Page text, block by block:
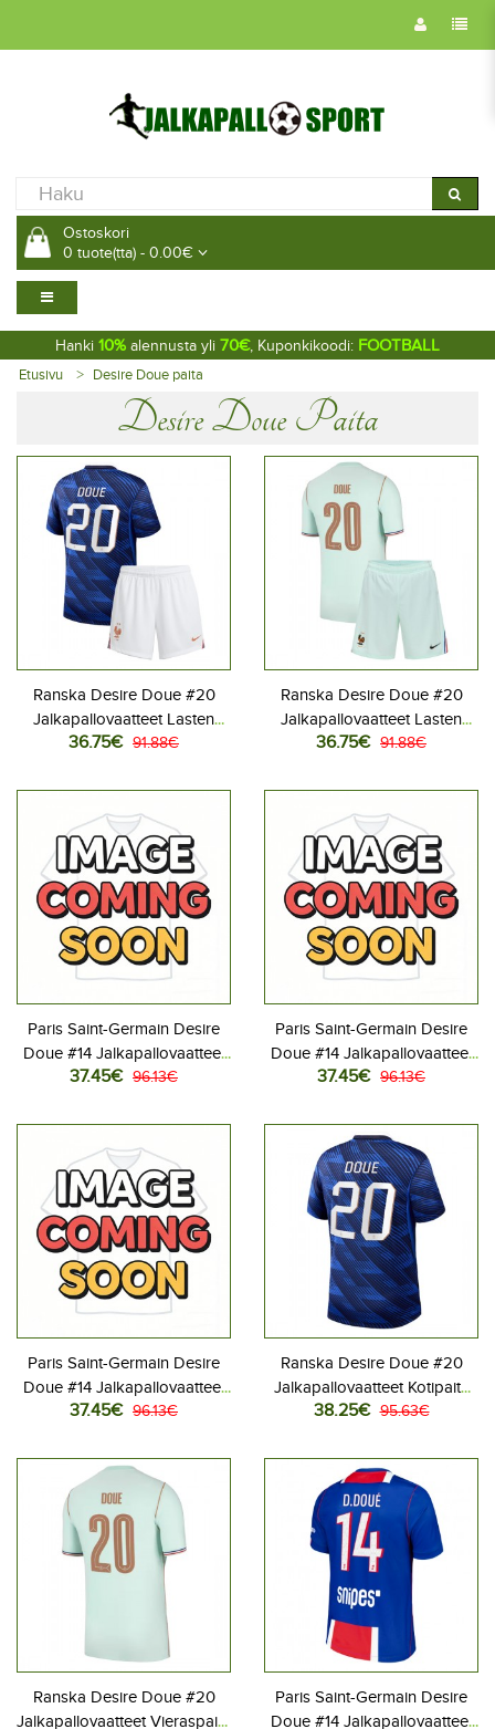
Ostoskori
0 tuote(tta) - 0.00€
Hanki 10% alennusta yli 70€, Kuponkikoodi: FOOTBALL
Etusivu Desire Doue paita
Desire Doue Paita
Ranska Desire Doue #20
Jalkapallovaatteet Lasten
Kotipeliasu MM-kisat 2026
housut)
36.75€ 91.88€
Ranska Desire Doue #20
Jalkapallovaatteet Lasten
Vieraspeliasu MM-kisat 2026
housut)
36.75€ 91.88€
Paris Saint-Germain Desire
Doue #14 Jalkapallovaatteet
Lasten Kotipeliasu 2026-27
housut)
37.45€ 96.13€
Paris Saint-Germain Desire
Doue #14 Jalkapallovaatteet
Lasten Vieraspeliasu 2026-
housut)
37.45€ 96.13€
Paris Saint-Germain Desire
Doue #14 Jalkapallovaatteet
Lasten Kolmas peliasu 2026-
housut)
37.45€ 96.13€
Ranska Desire Doue #20
Jalkapallovaatteet Kotipaita
MM-kisat 2026 Lyhythihainen
38.25€ 95.63€
Ranska Desire Doue #20
Jalkapallovaatteet Vieraspaita
Paris Saint-Germain Desire
Doue #14 Jalkapallovaatteet